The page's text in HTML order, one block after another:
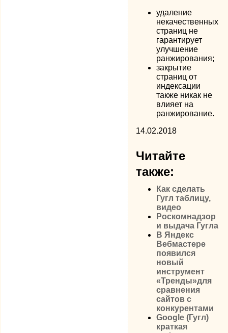
удаление
некачественных
страниц не
гарантирует
улучшение
ранжирования;
закрытие
страниц от
индексации
также никак не
влияет на
ранжирование.
14.02.2018
Читайте
также:
Как сделать
Гугл таблицу,
видео
Роскомнадзор
и выдача Гугла
В Яндекс
Вебмастере
появился
новый
инструмент
«Тренды»для
сравнения
сайтов с
конкурентами
Google (Гугл)
краткая